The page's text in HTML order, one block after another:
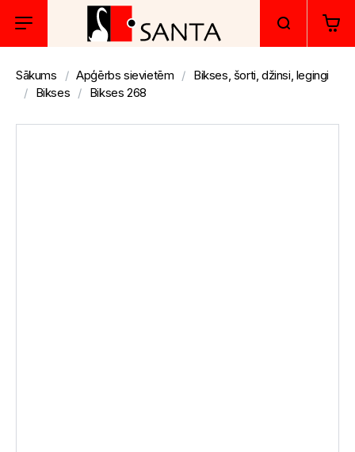
Sākums Apģērbs sievietēm
Bikses, šorti, džinsi, legingi
Bikses
Bikses 268